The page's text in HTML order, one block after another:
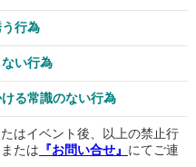
行為
い行為
る常識のない行為
はイベント後、以上の禁止行
たは 『お問い合せ』 にてご連